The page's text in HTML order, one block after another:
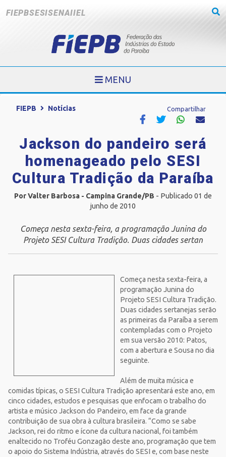
FIEPBSESISENAIIEL
MENU
FIEPB Notícias Compartilhar
Jackson do pandeiro será
homenageado pelo SESI
Cultura Tradição da Paraíba
Por Valter Barbosa - Campina Grande/PB - Publicado 01 de
junho de 2010
Começa nesta sexta-feira, a programação Junina do
Projeto SESI Cultura Tradição. Duas cidades sertan
Começa nesta sexta-feira, a
programação Junina do
Projeto SESI Cultura Tradição.
Duas cidades sertanejas serão
as primeiras da Paraíba a serem
contempladas com o Projeto
em sua versão 2010: Patos,
com a abertura e Sousa no dia
seguinte.
Além de muita música e
comidas típicas, o SESI Cultura Tradição apresentará este ano, em
cinco cidades, estudos e pesquisas que enfocam o trabalho do
artista e músico Jackson do Pandeiro, em face da grande
contribuição de sua obra à cultura brasileira. “Como se sabe
Jackson, rei do ritmo e ícone da cultura nacional, foi também
enaltecido no Troféu Gonzagão deste ano, programação que tem
o apoio do Sistema Indústria, através do SESI e, com base neste